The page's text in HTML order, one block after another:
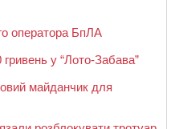
оператора БпЛА
у “Лото-Забава”
майданчик для